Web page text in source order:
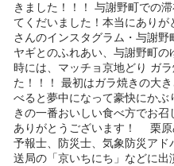
きました！！！ 与謝野町での
てくだいました！本当にあり
さんのインスタグラム・与謝
ヤギとのふれあい、与謝野町
時には、マッチョ京地どり ガ
た！！！ 最初はガラ焼きの大
べると夢中になって豪快にか
きの一番おいしい食べ方でお
ありがとうございます！ 栗原
予報士、防災士、気象防災ア
送局の「京いちにち」などに出